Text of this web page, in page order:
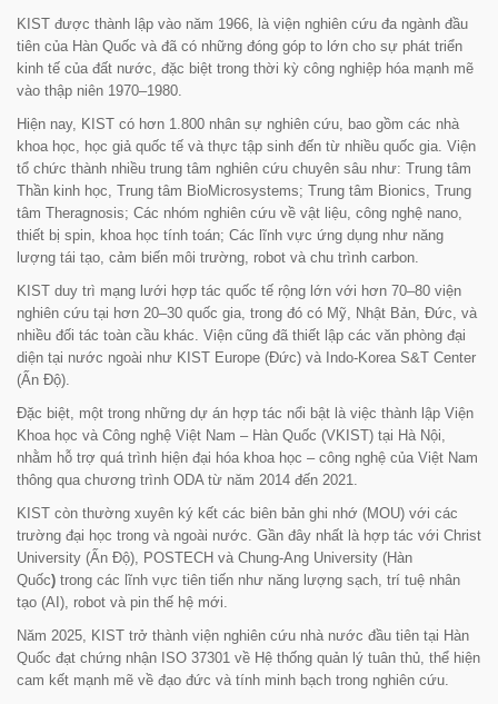
KIST được thành lập vào năm 1966, là viện nghiên cứu đa ngành đầu
tiên của Hàn Quốc và đã có những đóng góp to lớn cho sự phát triển
kinh tế của đất nước, đặc biệt trong thời kỳ công nghiệp hóa mạnh mẽ
vào thập niên 1970–1980.
Hiện nay, KIST có hơn 1.800 nhân sự nghiên cứu, bao gồm các nhà
khoa học, học giả quốc tế và thực tập sinh đến từ nhiều quốc gia. Viện
tổ chức thành nhiều trung tâm nghiên cứu chuyên sâu như: Trung tâm
Thần kinh học, Trung tâm BioMicrosystems; Trung tâm Bionics, Trung
tâm Theragnosis; Các nhóm nghiên cứu về vật liệu, công nghệ nano,
thiết bị spin, khoa học tính toán; Các lĩnh vực ứng dụng như năng
lượng tái tạo, cảm biến môi trường, robot và chu trình carbon.
KIST duy trì mạng lưới hợp tác quốc tế rộng lớn với hơn 70–80 viện
nghiên cứu tại hơn 20–30 quốc gia, trong đó có Mỹ, Nhật Bản, Đức, và
nhiều đối tác toàn cầu khác. Viện cũng đã thiết lập các văn phòng đại
diện tại nước ngoài như KIST Europe (Đức) và Indo-Korea S&T Center
(Ấn Độ).
Đặc biệt, một trong những dự án hợp tác nổi bật là việc thành lập Viện
Khoa học và Công nghệ Việt Nam – Hàn Quốc (VKIST) tại Hà Nội,
nhằm hỗ trợ quá trình hiện đại hóa khoa học – công nghệ của Việt Nam
thông qua chương trình ODA từ năm 2014 đến 2021.
KIST còn thường xuyên ký kết các biên bản ghi nhớ (MOU) với các
trường đại học trong và ngoài nước. Gần đây nhất là hợp tác với Christ
University (Ấn Độ), POSTECH và Chung-Ang University (Hàn
Quốc) trong các lĩnh vực tiên tiến như năng lượng sạch, trí tuệ nhân
tạo (AI), robot và pin thế hệ mới.
Năm 2025, KIST trở thành viện nghiên cứu nhà nước đầu tiên tại Hàn
Quốc đạt chứng nhận ISO 37301 về Hệ thống quản lý tuân thủ, thể hiện
cam kết mạnh mẽ về đạo đức và tính minh bạch trong nghiên cứu.